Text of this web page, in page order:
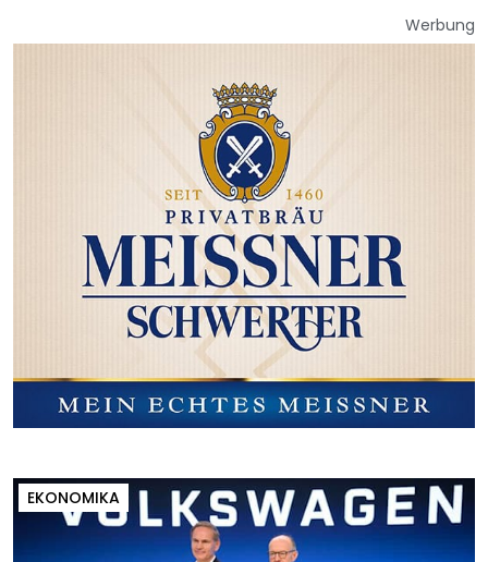
Werbung
EKONOMIKA